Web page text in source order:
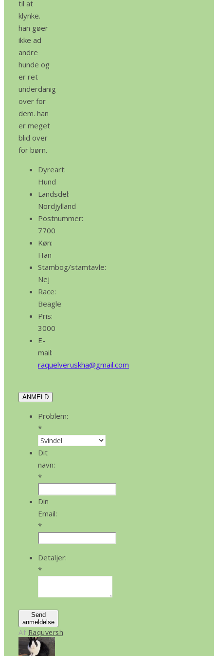
til at
klynke.
han gøer
ikke ad
andre
hunde og
er ret
underdanig
over for
dem. han
er meget
blid over
for børn.
Dyreart:
Hund
Landsdel:
Nordjylland
Postnummer:
7700
Køn:
Han
Stambog/stamtavle:
Nej
Race:
Beagle
Pris:
3000
E-
mail:
raquelveruskha@gmail.com
ANMELD
Problem:
*
Dit
navn:
*
Din
Email:
*
Detaljer:
*
Send
anmeldelse
Af Raquversh